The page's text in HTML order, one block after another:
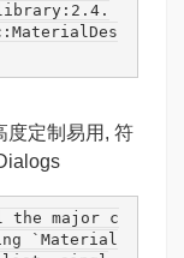
度定制易用, 符
the major
c
` Material